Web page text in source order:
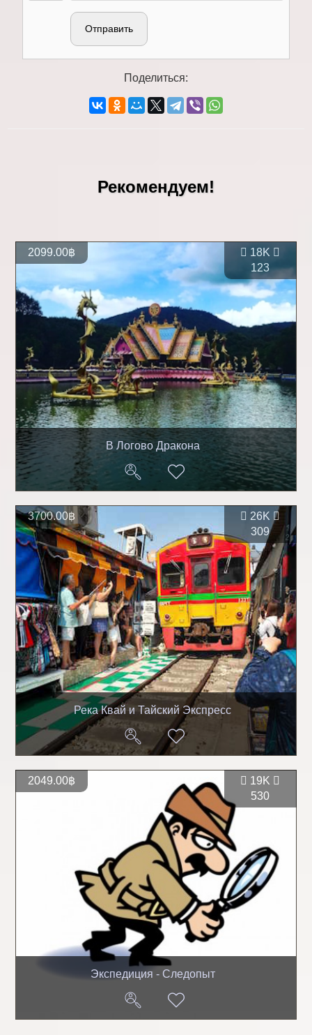
Отправить
Поделиться:
Рекомендуем!
18K
123
2099.00฿
В Логово Дракона
26K
309
3700.00฿
Река Квай и Тайский Экспресс
19K
530
2049.00฿
Экспедиция - Следопыт